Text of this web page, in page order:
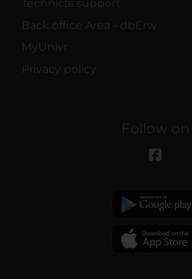
Technical support
Back office Area - dbErw
MyUnivr
Privacy policy
Follow on